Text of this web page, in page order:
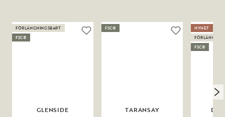
GLENSIDE
FÖRLÄNGNINGSBART
FSC®
TARANSAY
FSC®
NYHET
FSC®